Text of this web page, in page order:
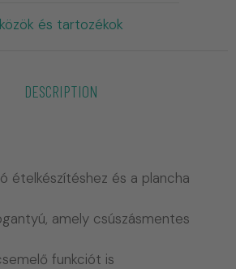
és tartozékok
DESCRIPTION
ételkészítéshez és a plancha
amely csúszásmentes
funkciót is